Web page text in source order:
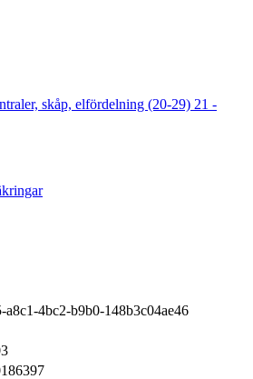
skåp, elfördelning (20-29) 21 -
a8c1-4bc2-b9b0-148b3c04ae46